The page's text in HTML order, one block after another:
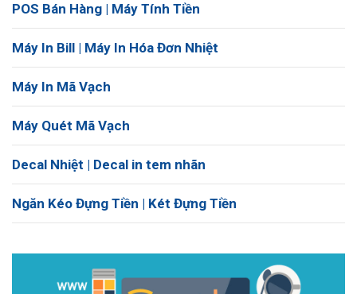
POS Bán Hàng | Máy Tính Tiền
Máy In Bill | Máy In Hóa Đơn Nhiệt
Máy In Mã Vạch
Máy Quét Mã Vạch
Decal Nhiệt | Decal in tem nhãn
Ngăn Kéo Đựng Tiền | Két Đựng Tiền